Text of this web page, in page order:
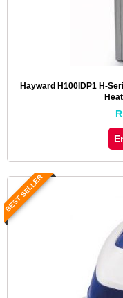
Hayward H100IDP1 H-
BEST SELLER